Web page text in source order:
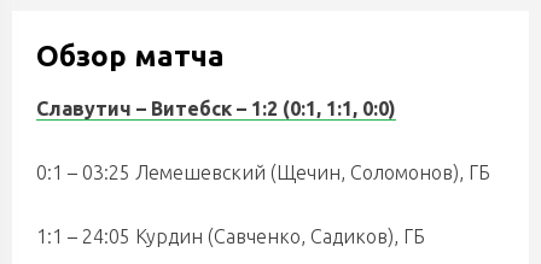
Обзор матча
Славутич – Витебск – 1:2 (0:1, 1:1, 0:0)
0:1 – 03:25 Лемешевский (Щечин, Соломонов), ГБ
1:1 – 24:05 Курдин (Савченко, Садиков), ГБ